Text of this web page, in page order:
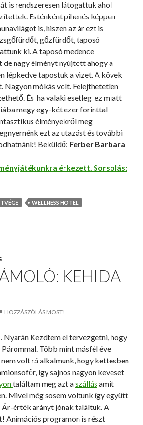
is rendszeresen látogattuk ahol
Esténként pihenés képpen
is, hiszen az ár ezt is
gőzfürdőt, taposó
ki. A taposó medence
de nagy élményt nyújtott ahogy a
lépkedve tapostuk a vizet. A kövek
Nagyon mókás volt. Felejthetetlen
És ha valaki esetleg ez miatt
megy egy-két ezer forinttal
élményekről meg
ezt az utazást és további
Beküldő: Ferber Barbara
érkezett. Sorsolás:
WELLNESS HOTEL
KEHIDA
HOZZÁSZÓLÁS MOST!
Nyarán Kezdtem el tervezgetni, hogy
Párommal. Több mint másfél éve
volt rá alkalmunk, hogy kettesben
így sajnos nagyon keveset
találtam meg azt aszállás amit
Mivel még sosem voltunk így együtt
Ár-érték arányt jónak találtuk. A
Animációs programon is részt